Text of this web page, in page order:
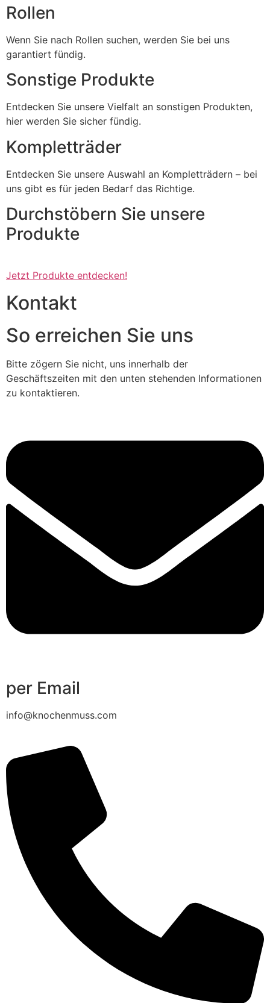
Rollen
Wenn Sie nach Rollen suchen, werden Sie bei uns
garantiert fündig.
Sonstige Produkte
Entdecken Sie unsere Vielfalt an sonstigen Produkten,
hier werden Sie sicher fündig.
Kompletträder
Entdecken Sie unsere Auswahl an Kompletträdern – bei
uns gibt es für jeden Bedarf das Richtige.
Durchstöbern Sie unsere
Produkte
Jetzt Produkte entdecken!
Kontakt
So erreichen Sie uns
Bitte zögern Sie nicht, uns innerhalb der
Geschäftszeiten mit den unten stehenden Informationen
zu kontaktieren.
per Email
info@knochenmuss.com